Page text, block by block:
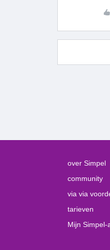
over Simpel
community
via via
tarieven
Mijn Simpel-